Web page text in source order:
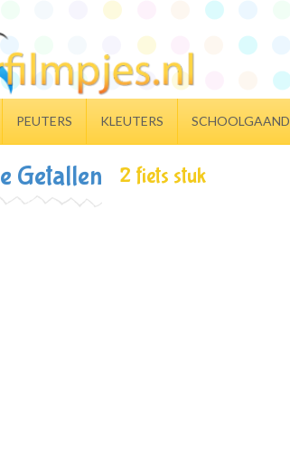
PEUTERS KLEUTERS SCHOOLGAAND
Getallen 2 fiets stuk